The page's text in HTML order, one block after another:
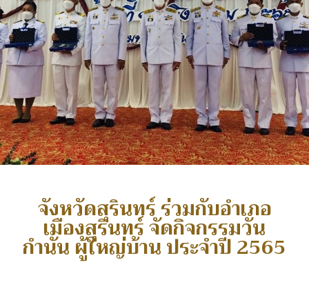
จังหวัดสุรินทร์ ร่วมกับอำเภอ
เมืองสุรินทร์ จัดกิจกรรมวัน
กำนัน ผู้ใหญ่บ้าน ประจำปี 2565